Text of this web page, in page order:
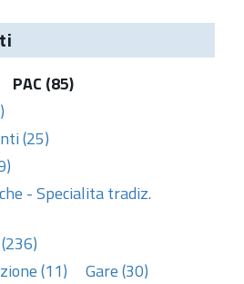
PAC (85)
(25)
- Specialita tradiz.
(11)
Gare (30)